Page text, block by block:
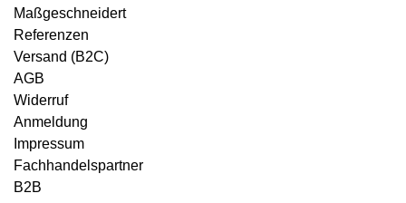
Maßgeschneidert
Referenzen
Versand (B2C)
AGB
Widerruf
Anmeldung
Impressum
Fachhandelspartner
B2B